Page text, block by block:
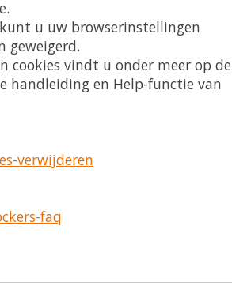
u uw browserinstellingen
geweigerd.
cookies vindt u onder meer op de
handleiding en Help-functie van
verwijderen
faq